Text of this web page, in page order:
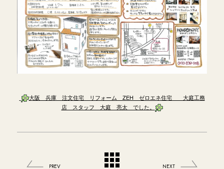
大阪 兵庫 注文住宅 リフォーム ZEH ゼロエネ住宅 大庭工務
店 スタッフ 大庭 亮太 でした。
PREV NEXT